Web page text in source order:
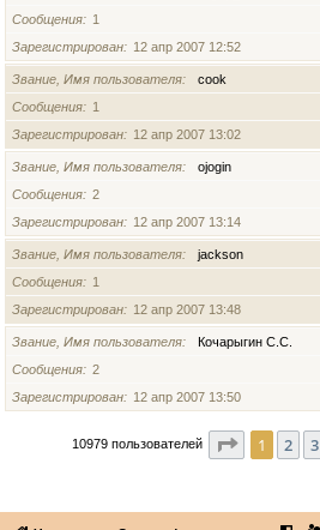
Сообщения
1
Зарегистрирован
12 апр 2007 12:52
Звание, Имя пользователя
cook
Сообщения
1
Зарегистрирован
12 апр 2007 13:02
Звание, Имя пользователя
ojogin
Сообщения
2
Зарегистрирован
12 апр 2007 13:14
Звание, Имя пользователя
jackson
Сообщения
1
Зарегистрирован
12 апр 2007 13:48
Звание, Имя пользователя
Кочарыгин С.С.
Сообщения
2
Зарегистрирован
12 апр 2007 13:50
10979 пользователей Страница
1 2 3